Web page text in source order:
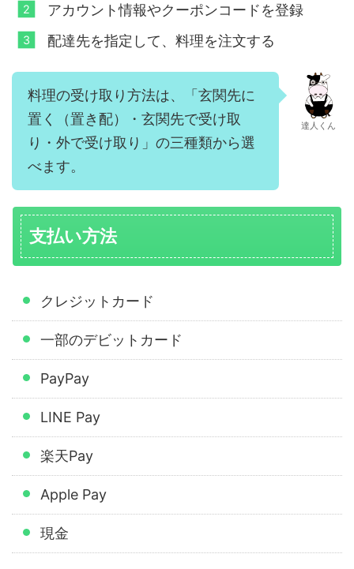
アカウント情報やクーポンコードを登録
配達先を指定して、料理を注文する
料理の受け取り方法は、「玄関先に
置く（置き配）・玄関先で受け取
り・外で受け取り」の三種類から選
べます。
達人くん
支払い方法
クレジットカード
一部のデビットカード
PayPay
LINE Pay
楽天Pay
Apple Pay
現金